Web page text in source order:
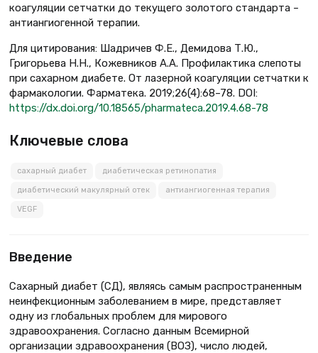
коагуляции сетчатки до текущего золотого стандарта –
антиангиогенной терапии.
Для цитирования: Шадричев Ф.Е., Демидова Т.Ю.,
Григорьева Н.Н., Кожевников А.А. Профилактика слепоты
при сахарном диабете. От лазерной коагуляции сетчатки к
фармакологии. Фарматека. 2019;26(4):68–78. DOI:
https://dx.doi.org/10.18565/pharmateca.2019.4.68-78
Ключевые слова
сахарный диабет диабетическая ретинопатия
диабетический макулярный отек антиангиогенная терапия
VEGF
Введение
Сахарный диабет (СД), являясь самым распространенным
неинфекционным заболеванием в мире, представляет
одну из глобальных проблем для мирового
здравоохранения. Согласно данным Всемирной
организации здравоохранения (ВОЗ), число людей,